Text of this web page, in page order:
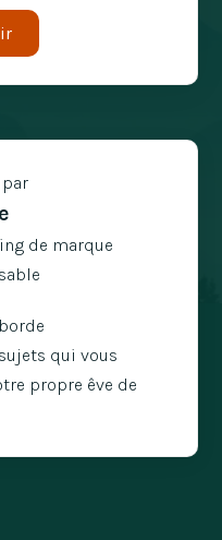
par
de marque
qui vous
propre êve de